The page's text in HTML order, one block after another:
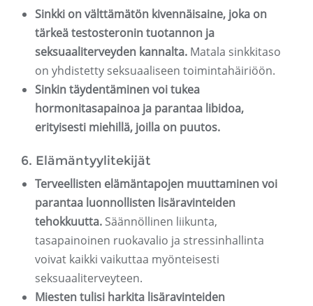
Sinkki on välttämätön kivennäisaine, joka on
tärkeä testosteronin tuotannon ja
seksuaaliterveyden kannalta. Matala sinkkitaso
on yhdistetty seksuaaliseen toimintahäiriöön.
Sinkin täydentäminen voi tukea
hormonitasapainoa ja parantaa libidoa,
erityisesti miehillä, joilla on puutos.
6. Elämäntyylitekijät
Terveellisten elämäntapojen muuttaminen voi
parantaa luonnollisten lisäravinteiden
tehokkuutta. Säännöllinen liikunta,
tasapainoinen ruokavalio ja stressinhallinta
voivat kaikki vaikuttaa myönteisesti
seksuaaliterveyteen.
Miesten tulisi harkita lisäravinteiden